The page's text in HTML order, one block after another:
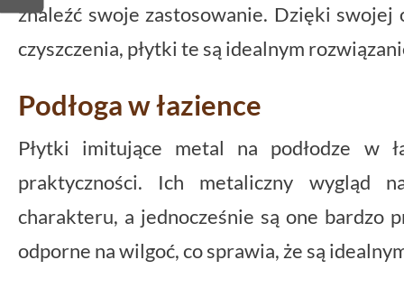
znaleźć swoje zastosowanie. Dzięki swojej
czyszczenia, płytki te są idealnym
Podłoga w łazience
Płytki imitujące metal na podłodze w
praktyczności. Ich metaliczny wygląd
charakteru, a jednocześnie są one bardzo
odporne na wilgoć, co sprawia, że są